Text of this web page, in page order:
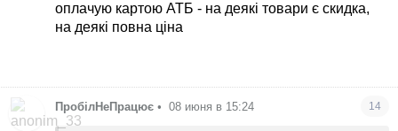
оплачую картою АТБ - на деякі товари є скидка,
на деякі повна ціна
ПробілНеПрацює • 08 июня в 15:24 14